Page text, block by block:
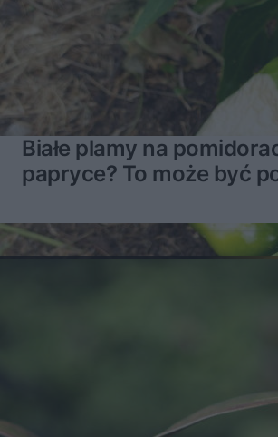
Białe plamy na
papryce? To może być